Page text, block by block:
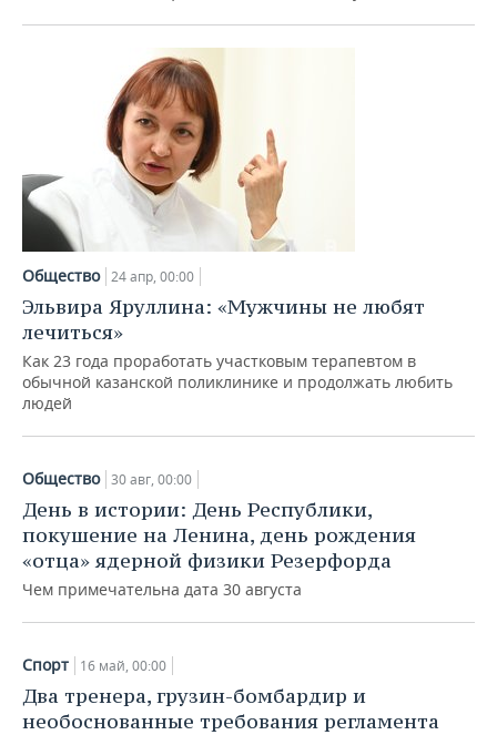
Общество 24 апр, 00:00
Эльвира Яруллина: «Мужчины не любят
лечиться»
Как 23 года проработать участковым терапевтом в
обычной казанской поликлинике и продолжать любить
людей
Общество 30 авг, 00:00
День в истории: День Республики,
покушение на Ленина, день рождения
«отца» ядерной физики Резерфорда
Чем примечательна дата 30 августа
Спорт 16 май, 00:00
Два тренера, грузин-бомбардир и
необоснованные требования регламента